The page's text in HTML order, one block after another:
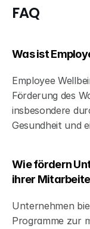
FAQ
Was ist
Employee
Förderung des
insbesondere
Gesundheit und
Wie fördern
ihrer
Unternehmen
Programme zur